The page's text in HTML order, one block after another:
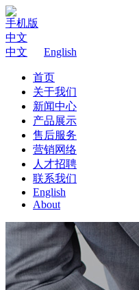
手机版
中文
中文
English
首页
关于我们
新闻中心
产品展示
售后服务
营销网络
人才招聘
联系我们
English
About